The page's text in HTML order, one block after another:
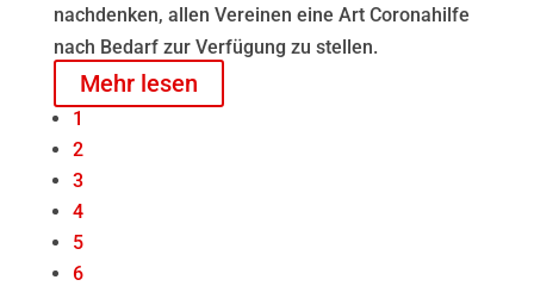
nachdenken, allen Vereinen eine Art Coronahilfe
nach Bedarf zur Verfügung zu stellen.
Mehr lesen
1
2
3
4
5
6